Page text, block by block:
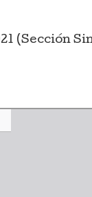
(Sección